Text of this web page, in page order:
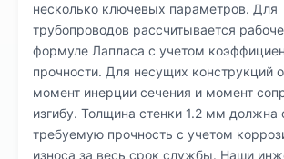
несколько ключевых параметров. Для
трубопроводов рассчитывается
формуле Лапласа с учетом
прочности. Для несущих конструкций
момент инерции сечения и момент
изгибу. Толщина стенки 1.2 мм должна
требуемую прочность с учетом
износа за весь срок службы. Наши